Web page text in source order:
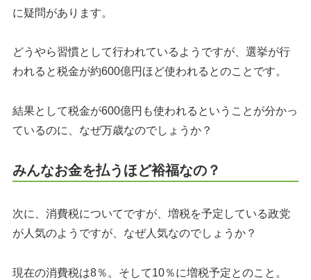
に疑問があります。
どうやら習慣として行われているようですが、選挙が行
われると税金が約600億円ほど使われるとのことです。
結果として税金が600億円も使われるということが分かっ
ているのに、なぜ万歳なのでしょうか？
みんなお金を払うほど裕福なの？
次に、消費税についてですが、増税を予定している政党
が人気のようですが、なぜ人気なのでしょうか？
現在の消費税は8％。そして10％に増税予定とのこと。